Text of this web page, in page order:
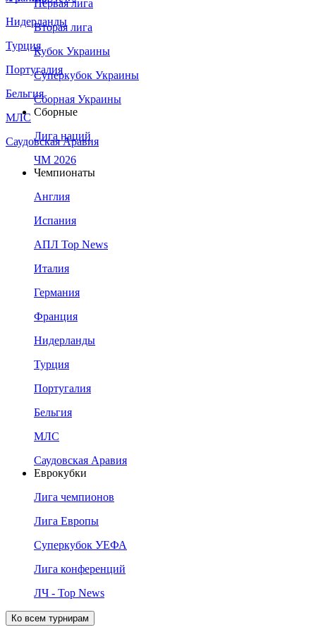
Нидерланды
Турция
Португалия
Бельгия
МЛС
Саудовская Аравия
Первая лига
Вторая лига
Кубок Украины
Суперкубок Украины
Сборная Украины
Сборные
Лига наций
ЧМ 2026
Чемпионаты
Англия
Испания
АПЛ Top News
Италия
Германия
Франция
Нидерланды
Турция
Португалия
Бельгия
МЛС
Саудовская Аравия
Еврокубки
Лига чемпионов
Лига Европы
Суперкубок УЕФА
Лига конференций
ЛЧ - Top News
Ко всем турнирам